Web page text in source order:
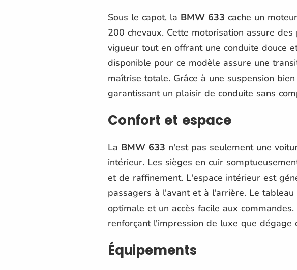
Sous le capot, la BMW 633 cache un
200 chevaux. Cette motorisation assure
vigueur tout en offrant une conduite douce
disponible pour ce modèle assure une
maîtrise totale. Grâce à une suspension
garantissant un plaisir de conduite sans
Confort et espace
La BMW 633 n'est pas seulement une
intérieur. Les sièges en cuir
et de raffinement. L'espace intérieur est
passagers à l'avant et à l'arrière. Le
optimale et un accès facile aux
renforçant l'impression de luxe que dégage
Équipements